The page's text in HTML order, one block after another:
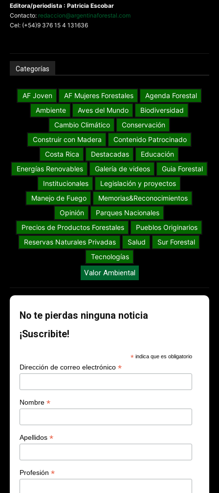
Editora/periodista : Patricia Escobar
Contacto: redaccion@argentinaforestal.com
Cel: (+54)9 376 15 4 131636
Categorías
AF Joven AF Mujeres Forestales
Agenda Forestal
Ambiente
Aves del Mundo
Biodiversidad
Cambio Climático
Conservación
Construir con Madera
Contenido Patrocinado
Costa Rica
Destacadas
Educación
Energías Renovables
Galería de videos
Guia Forestal
Institucionales
Legislación y proyectos
Manejo de Fuego
Memorias&Reconocimientos
Opinión
Parques Nacionales
Precios de Productos Forestales
Pueblos Originarios
Reservas Naturales Privadas
Salud
Sur Forestal
Tecnologías
Valor Ambiental
No te pierdas ninguna noticia
¡Suscribite!
* indica que es obligatorio
Dirección de correo electrónico *
Nombre *
Apellidos *
Profesión *